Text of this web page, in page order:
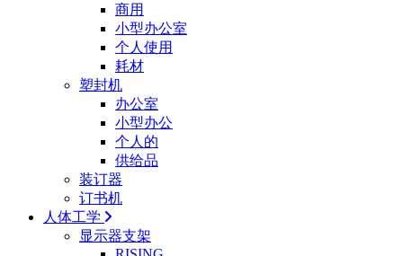
商用
小型办公室
个人使用
耗材
塑封机
办公室
小型办公
个人的
供给品
装订器
订书机
人体工学
显示器支架